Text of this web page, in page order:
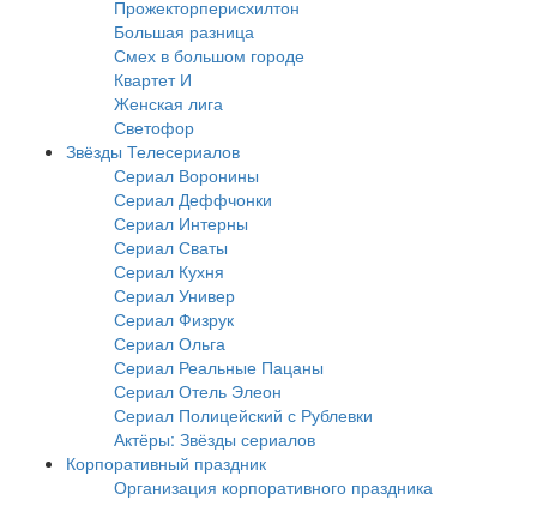
Прожекторперисхилтон
Большая разница
Смех в большом городе
Квартет И
Женская лига
Светофор
Звёзды Телесериалов
Сериал Воронины
Сериал Деффчонки
Сериал Интерны
Сериал Сваты
Сериал Кухня
Сериал Универ
Сериал Физрук
Сериал Ольга
Сериал Реальные Пацаны
Сериал Отель Элеон
Сериал Полицейский с Рублевки
Актёры: Звёзды сериалов
Корпоративный праздник
Организация корпоративного праздника